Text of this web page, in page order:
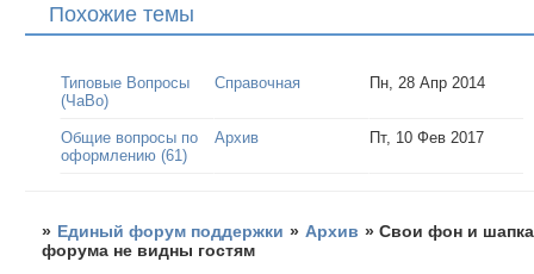
Похожие темы
Типовые Вопросы
(ЧаВо)
Справочная Пн, 28 Апр 2014
Общие вопросы по
оформлению (61)
Архив Пт, 10 Фев 2017
» Единый форум поддержки » Архив »Свои фон и шапка
форума не видны гостям